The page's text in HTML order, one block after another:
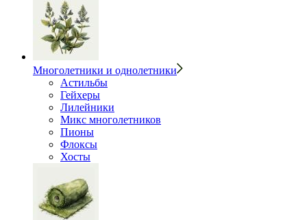
Многолетники и однолетники
Астильбы
Гейхеры
Лилейники
Микс многолетников
Пионы
Флоксы
Хосты